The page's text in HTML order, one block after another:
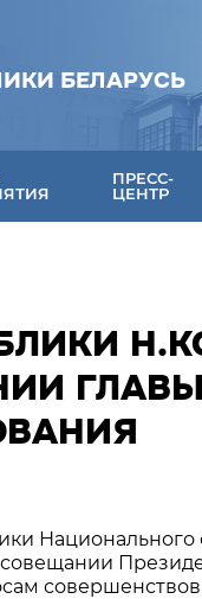
БЕЛАРУСЬ
ПРЕСС-
ЦЕНТР